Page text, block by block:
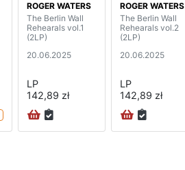
ROGER WATERS
The Berlin Wall
Rehearals vol.1
(2LP)
20.06.2025
LP
142,89 zł
ROGER WATERS
The Berlin Wall
Rehearals vol.2
(2LP)
20.06.2025
LP
142,89 zł